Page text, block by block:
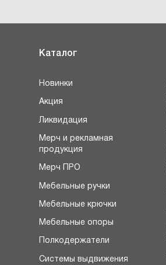
Каталог
Новинки
Акция
Ликвидация
Мерч и рекламная
продукция
Мерч ПРО
Мебельные ручки
Мебельные крючки
Мебельные опоры
Полкодержатели
Системы выдвижения